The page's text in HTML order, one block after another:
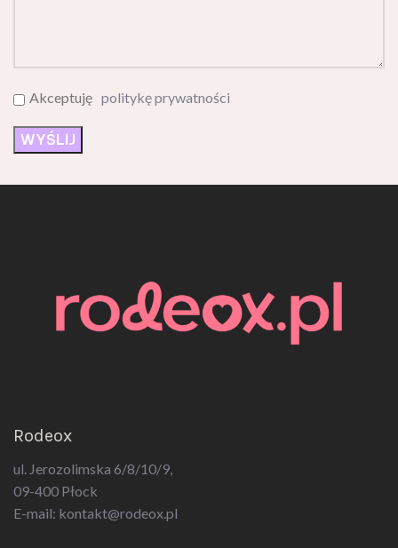
Akceptuję politykę prywatności
Rodeox
ul. Jerozolimska 6/8/10/9,
09-400 Płock
E-mail: kontakt@rodeox.pl